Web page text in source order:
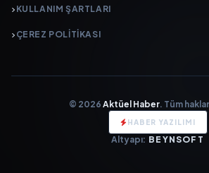
KULLANIM ŞARTLARI
ÇEREZ POLITIKASI
© 2026 Aktüel Haber. Tüm
HABER YAZILIMI
Altyapı: BEYNSOFT